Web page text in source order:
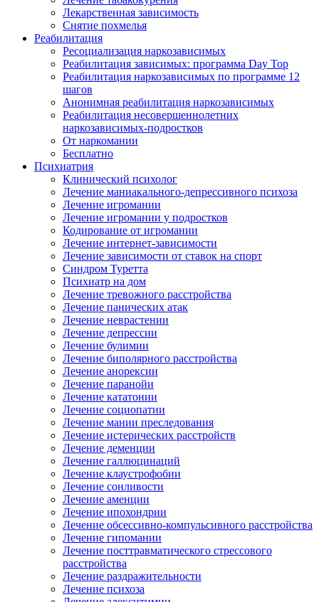
Лекарственная зависимость
Снятие похмелья
Реабилитация
Ресоциализация наркозависимых
Реабилитация зависимых: программа Day Top
Реабилитация наркозависимых по программе 12
шагов
Анонимная реабилитация наркозависимых
Реабилитация несовершеннолетних
наркозависимых-подростков
От наркомании
Бесплатно
Психиатрия
Клинический психолог
Лечение маниакального-депрессивного психоза
Лечение игромании
Лечение игромании у подростков
Кодирование от игромании
Лечение интернет-зависимости
Лечение зависимости от ставок на спорт
Синдром Туретта
Психиатр на дом
Лечение тревожного расстройства
Лечение панических атак
Лечение неврастении
Лечение депрессии
Лечение булимии
Лечение биполярного расстройства
Лечение анорексии
Лечение паранойи
Лечение кататонии
Лечение социопатии
Лечение мании преследования
Лечение истерических расстройств
Лечение деменции
Лечение галлюцинаций
Лечение клаустрофобии
Лечение сонливости
Лечение аменции
Лечение ипохондрии
Лечение обсессивно-компульсивного расстройства
Лечение гипомании
Лечение посттравматического стрессового
расстройства
Лечение раздражительности
Лечение психоза